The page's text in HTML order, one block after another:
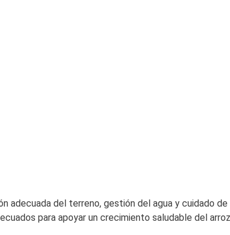
adecuada del terreno, gestión del agua y cuidado
para apoyar un crecimiento saludable del